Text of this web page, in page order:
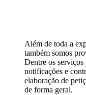
Além de toda a
também somos
Dentre os
notificações e
elaboração de
de forma geral.